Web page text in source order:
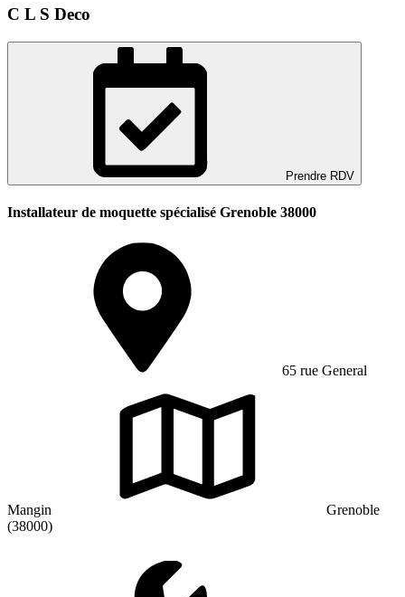
C L S Deco
Prendre RDV
Installateur de moquette spécialisé Grenoble 38000
65 rue General
Mangin
Grenoble
(38000)